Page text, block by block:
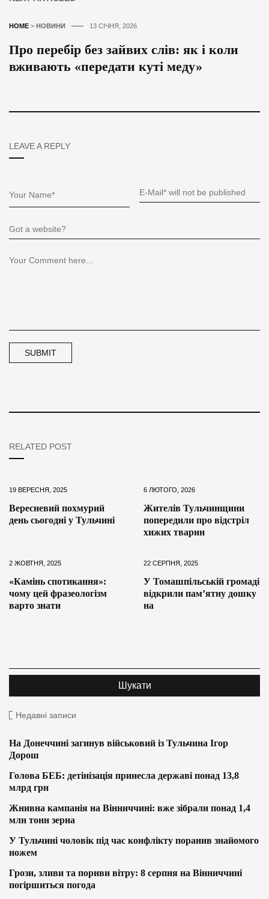
HOME > НОВИНИ 13 СІЧНЯ, 2026
Про перебір без зайвих слів: як і коли
вживають «передати куті меду»
LEAVE A REPLY
RELATED POST
19 ВЕРЕСНЯ, 2025
Вересневий похмурий
день сьогодні у Тульчині
6 ЛЮТОГО, 2026
Жителів Тульчинщини
попередили про відстріл
хижих тварин
2 ЖОВТНЯ, 2025
«Камінь спотикання»:
чому цей фразеологізм
варто знати
22 СЕРПНЯ, 2025
У Томашпільській громаді
відкрили пам’ятну дошку
на
Недавні записи
На Донеччині загинув військовий із Тульчина Ігор
Дорош
Голова БЕБ: детінізація принесла державі понад 13,8
млрд грн
Жнивна кампанія на Вінниччині: вже зібрали понад 1,4
млн тонн зерна
У Тульчині чоловік під час конфлікту поранив знайомого
ножем
Грози, зливи та пориви вітру: 8 серпня на Вінниччині
погіршиться погода